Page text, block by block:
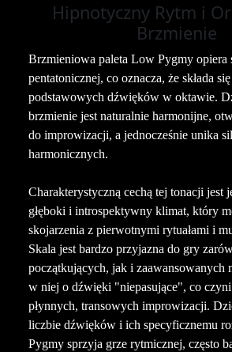
Hipnotyczny Rytm i
Brzmienie
Brzmieniowa paleta Low Pygmy opiera
pentatonicznej, co oznacza, że składa
podstawowych dźwięków w oktawie.
brzmienie jest naturalnie harmonijne,
do improwizacji, a jednocześnie unika
harmonicznych.
Charakterystyczną cechą tej tonacji jest
głęboki i introspektywny klimat, który
skojarzenia z pierwotnymi rytuałami i
Skala jest bardzo przyjazna do gry
początkujących, jak i zaawansowanych
w niej o dźwięki "niepasujące", co czyni
płynnych, transowych improwizacji.
liczbie dźwięków i ich specyficznemu
Pygmy sprzyja grze rytmicznej, często